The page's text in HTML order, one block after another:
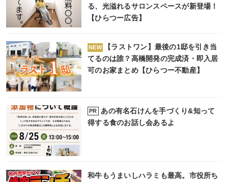
る、光溢れるサロンスペースが新登場！
【ひらつー広告】
NEW
【ラストワン】最後の1邸を引き当
てるのは誰？高橋開発の完成済・即入居
可のお家まとめ【ひらつー不動産】
PR
あの有名石けんを手づくり&知って
得する食のお話し会あるよ
和牛もうまいしハラミも最高。市役所ち